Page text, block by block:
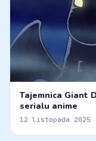
Tajemnica Giant
serialu anime
12 listopada 2025